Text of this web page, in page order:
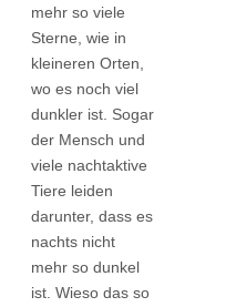
mehr so viele
Sterne, wie in
kleineren Orten,
wo es noch viel
dunkler ist. Sogar
der Mensch und
viele nachtaktive
Tiere leiden
darunter, dass es
nachts nicht
mehr so dunkel
ist. Wieso das so